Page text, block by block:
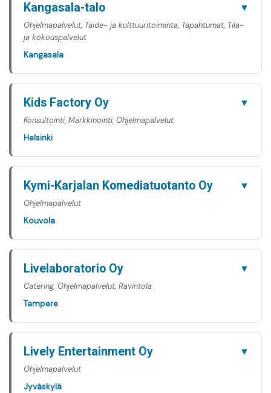
Kangasala-talo ▼
Ohjelmapalvelut, Taide- ja kulttuuritoiminta, Tapahtumat, Tila-
ja kokouspalvelut
Kangasala
Kids Factory Oy ▼
Konsultointi, Markkinointi, Ohjelmapalvelut
Helsinki
Kymi-Karjalan Komediatuotanto Oy ▼
Ohjelmapalvelut
Kouvola
Livelaboratorio Oy ▼
Catering, Ohjelmapalvelut, Ravintola
Tampere
Lively Entertainment Oy ▼
Ohjelmapalvelut
Jyväskylä